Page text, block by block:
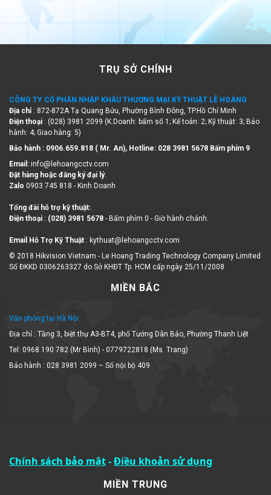
TRỤ SỞ CHÍNH
Địa chỉ : 872-872A Tạ Quang Bửu, Phường Bình Đông, TP.Hồ Chí Minh
Điện thoại : (028) 3981 2099 (K.Doanh: bấm số 1; Kế toán: 2; Kỹ thuật: 3; Bảo
hành: 4; Giao hàng: 5)
Đặt hàng hoặc đăng ký đại lý:
Zalo 0903 745 818 - Kinh Doanh
Điện thoại:(028) 3981 5678
Số ĐKKD 0306263327 do Sở KHĐT Tp. HCM cấp ngày 25/11/2008
MIỀN BẮC
Văn phòng tại Hà Nội
Địa chỉ : Tầng 3, biệt thự A3-BT4, phố Tưởng Dân Bảo, Phường Thanh Liệt
Tel: 0968 190 782 (Mr Bình) - 0779722818 (Ms. Trang)
Bảo hành : 028 3981 2099 – Số nội bộ 409
Chính sách bảo mật Điều khoản sử dụng
MIỀN TRUNG